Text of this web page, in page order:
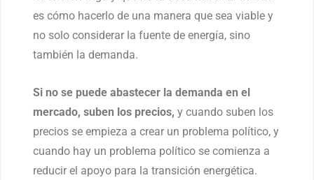
es cómo hacerlo de una manera que sea viable y
no solo considerar la fuente de energía, sino
también la demanda.
Si no se puede abastecer la demanda en el
mercado, suben los precios, y cuando suben los
precios se empieza a crear un problema político, y
cuando hay un problema político se comienza a
reducir el apoyo para la transición energética.